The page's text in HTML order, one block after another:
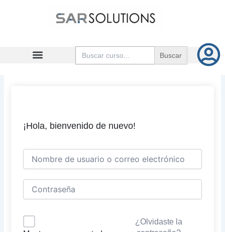
Buscar:
¡Hola, bienvenido de nuevo!
¿Olvidaste la